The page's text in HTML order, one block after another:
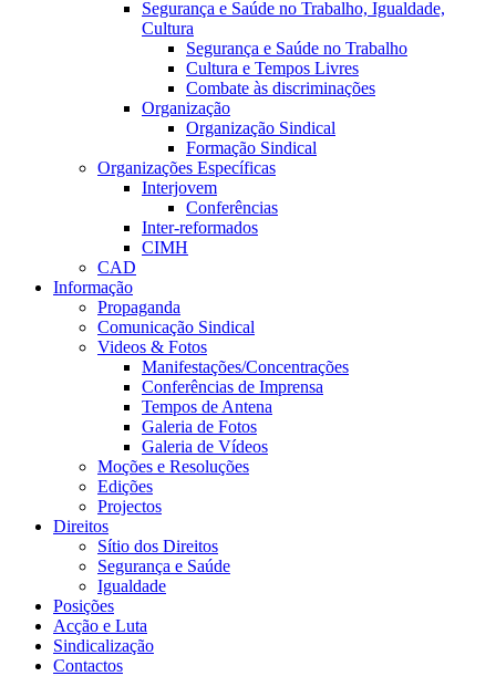
Segurança e Saúde no Trabalho, Igualdade,
Cultura
Segurança e Saúde no Trabalho
Cultura e Tempos Livres
Combate às discriminações
Organização
Organização Sindical
Formação Sindical
Organizações Específicas
Interjovem
Conferências
Inter-reformados
CIMH
CAD
Informação
Propaganda
Comunicação Sindical
Videos & Fotos
Manifestações/Concentrações
Conferências de Imprensa
Tempos de Antena
Galeria de Fotos
Galeria de Vídeos
Moções e Resoluções
Edições
Projectos
Direitos
Sítio dos Direitos
Segurança e Saúde
Igualdade
Posições
Acção e Luta
Sindicalização
Contactos